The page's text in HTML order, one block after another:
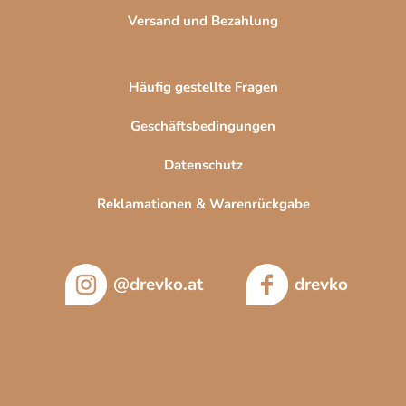
e
Versand und Bezahlung
Häufig gestellte Fragen
Geschäftsbedingungen
Datenschutz
Reklamationen & Warenrückgabe
@drevko.at drevko